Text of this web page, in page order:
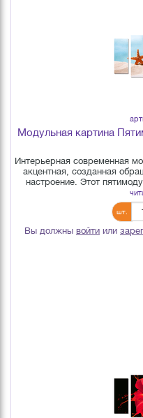
Модульная картина
Интерьерная современная
акцентная, созданная
настроение. Этот
шт.
Вы должны войти или